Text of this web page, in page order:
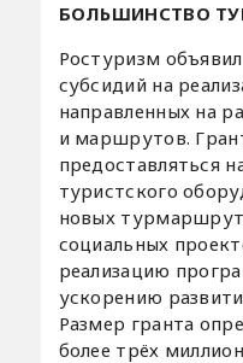
БОЛЬШИНСТВО
Ростуризм
субсидий на
направленных на
и маршрутов.
предоставляться
туристского
новых
социальных
реализацию
ускорению
Размер гранта
более трёх